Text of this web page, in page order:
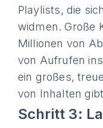
Playlists, die
widmen. Große
Millionen von
von Aufrufen
ein großes,
von Inhalten
Schritt 3: